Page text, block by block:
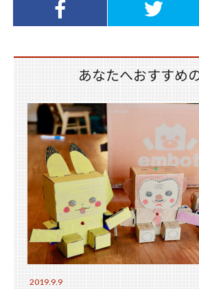
Facebookでシ
ェア
Twitterでシェ
ア
あなたへおすすめ
2019.9.9